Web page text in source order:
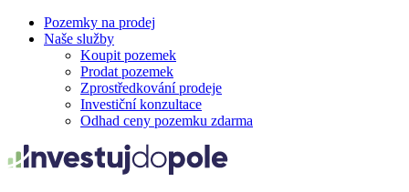
Pozemky na prodej
Naše služby
Koupit pozemek
Prodat pozemek
Zprostředkování prodeje
Investiční konzultace
Odhad ceny pozemku zdarma